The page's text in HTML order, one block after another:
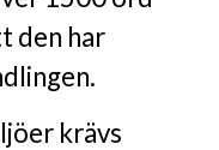
den har
krävs